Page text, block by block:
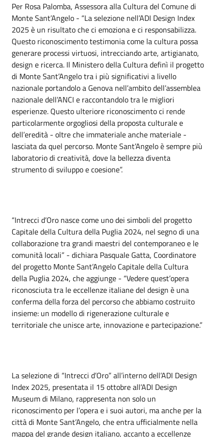
Per Rosa Palomba, Assessora alla Cultura del Comune di
Monte Sant’Angelo - “La selezione nell’ADI Design Index
2025 è un risultato che ci emoziona e ci responsabilizza.
Questo riconoscimento testimonia come la cultura possa
generare processi virtuosi, intrecciando arte, artigianato,
design e ricerca. Il Ministero della Cultura definì il progetto
di Monte Sant’Angelo tra i più significativi a livello
nazionale portandolo a Genova nell’ambito dell’assemblea
nazionale dell’ANCI e raccontandolo tra le migliori
esperienze. Questo ulteriore riconoscimento ci rende
particolarmente orgogliosi della proposta culturale e
dell’eredità - oltre che immateriale anche materiale -
lasciata da quel percorso. Monte Sant’Angelo è sempre più
laboratorio di creatività, dove la bellezza diventa
strumento di sviluppo e coesione”.
“Intrecci d’Oro nasce come uno dei simboli del progetto
Capitale della Cultura della Puglia 2024, nel segno di una
collaborazione tra grandi maestri del contemporaneo e le
comunità locali” - dichiara Pasquale Gatta, Coordinatore
del progetto Monte Sant’Angelo Capitale della Cultura
della Puglia 2024, che aggiunge - “Vedere quest’opera
riconosciuta tra le eccellenze italiane del design è una
conferma della forza del percorso che abbiamo costruito
insieme: un modello di rigenerazione culturale e
territoriale che unisce arte, innovazione e partecipazione.”
La selezione di “Intrecci d’Oro” all’interno dell’ADI Design
Index 2025, presentata il 15 ottobre all’ADI Design
Museum di Milano, rappresenta non solo un
riconoscimento per l’opera e i suoi autori, ma anche per la
città di Monte Sant’Angelo, che entra ufficialmente nella
mappa del grande design italiano, accanto a eccellenze